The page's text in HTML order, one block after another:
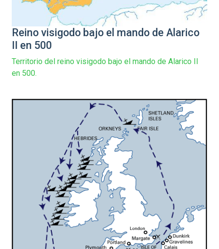
Reino visigodo bajo el mando de Alarico
II en 500
Territorio del reino visigodo bajo el mando de Alarico II
en 500.